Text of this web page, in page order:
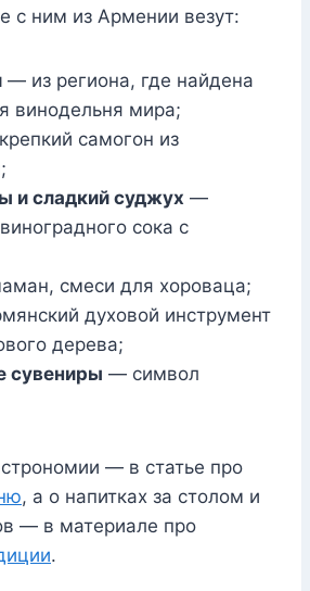
с ним из Армении везут:
— из региона, где найдена
винодельня мира;
самогон из
и сладкий суджух —
сока с
смеси для хороваца;
духовой инструмент
дерева;
сувениры — символ
— в статье про
, а о напитках за столом и
— в материале про
.